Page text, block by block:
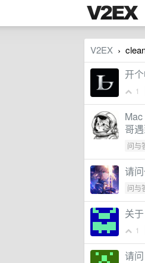
V2EX ›
开
1
哥
问与
请
问与
关
1
请